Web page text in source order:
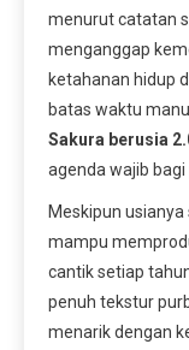
menurut catatan
menganggap
ketahanan hidup
batas waktu
Sakura berusia
agenda wajib
Meskipun
mampu
cantik setiap
penuh tekstur
menarik dengan